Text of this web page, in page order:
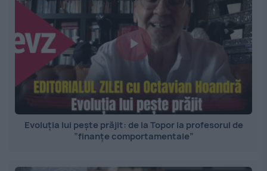
Evoluția lui pește prăjit: de la Topor la profesorul de
”finanțe comportamentale”